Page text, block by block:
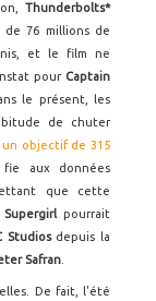
Thunderbolts*
76 millions de
et le film ne
pour Captain
le présent, les
de chuter
un objectif de 315
aux données
que cette
Supergirlpourrait
Studiosdepuis la
Safran
De fait, l'été